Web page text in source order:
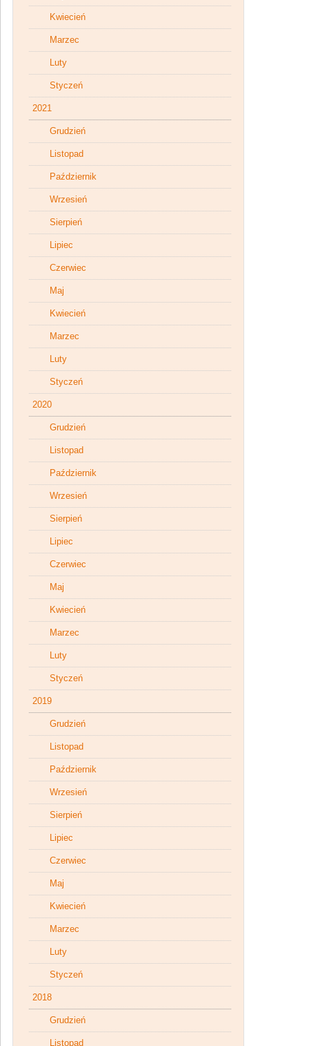
Kwiecień
Marzec
Luty
Styczeń
2021
Grudzień
Listopad
Październik
Wrzesień
Sierpień
Lipiec
Czerwiec
Maj
Kwiecień
Marzec
Luty
Styczeń
2020
Grudzień
Listopad
Październik
Wrzesień
Sierpień
Lipiec
Czerwiec
Maj
Kwiecień
Marzec
Luty
Styczeń
2019
Grudzień
Listopad
Październik
Wrzesień
Sierpień
Lipiec
Czerwiec
Maj
Kwiecień
Marzec
Luty
Styczeń
2018
Grudzień
Listopad